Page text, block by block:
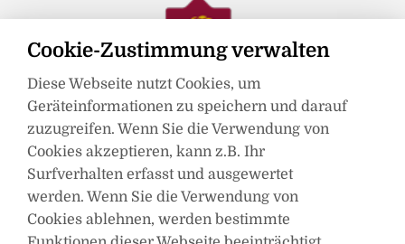
Cookie-Zustimmung verwalten
Diese Webseite nutzt Cookies, um
Geräteinformationen zu speichern und darauf
zuzugreifen. Wenn Sie die Verwendung von
Cookies akzeptieren, kann z.B. Ihr
Surfverhalten erfasst und ausgewertet
werden. Wenn Sie die Verwendung von
Cookies ablehnen, werden bestimmte
Mitglied im